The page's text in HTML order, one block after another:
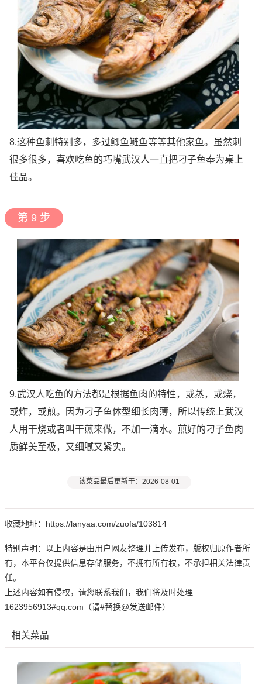
8.这种鱼刺特别多，多过鲫鱼鲢鱼等等其他家鱼。虽然刺
很多很多，喜欢吃鱼的巧嘴武汉人一直把刁子鱼奉为桌上
佳品。
第 9 步
9.武汉人吃鱼的方法都是根据鱼肉的特性，或蒸，或烧，
或炸，或煎。因为刁子鱼体型细长肉薄，所以传统上武汉
人用干烧或者叫干煎来做，不加一滴水。煎好的刁子鱼肉
质鲜美至极，又细腻又紧实。
该菜品最后更新于：2026-08-01
收藏地址：https://lanyaa.com/zuofa/103814
特别声明：以上内容是由用户网友整理并上传发布，版权归原作者所
有，本平台仅提供信息存储服务，不拥有所有权，不承担相关法律责
任。
上述内容如有侵权，请您联系我们，我们将及时处理
1623956913#qq.com（请#替换@发送邮件）
相关菜品